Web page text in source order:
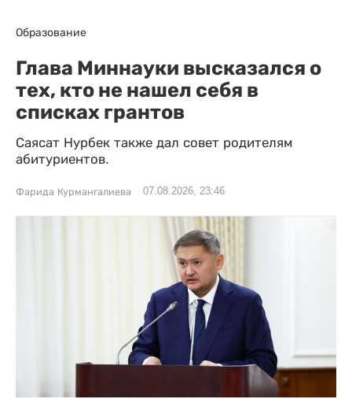
Образование
Глава Миннауки высказался о
тех, кто не нашел себя в
списках грантов
Саясат Нурбек также дал совет родителям
абитуриентов.
Фарида Курмангалиева 07.08.2026, 23:46